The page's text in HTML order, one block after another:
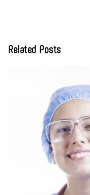
Related Posts